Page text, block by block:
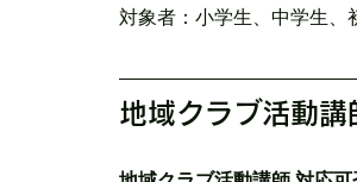
対象者：小学生、中学生、
地域クラブ活動